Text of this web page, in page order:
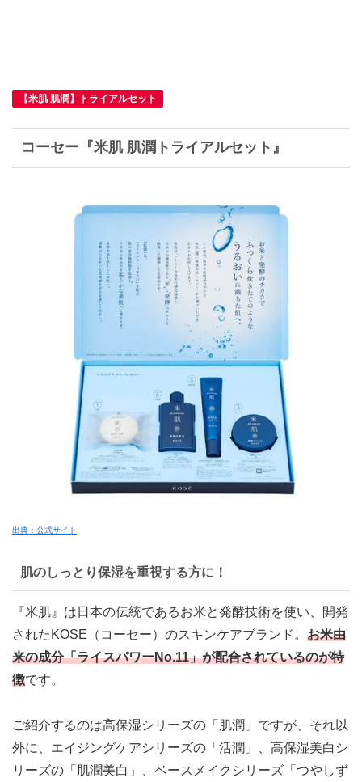
【米肌 肌潤】トライアルセット
コーセー『米肌 肌潤トライアルセット』
出典：公式サイト
肌のしっとり保湿を重視する方に！
『米肌』は日本の伝統であるお米と発酵技術を使い、開発
されたKOSE（コーセー）のスキンケアブランド。 お米由
来の成分「ライスパワーNo.11」が配合されているのが特
徴です。
ご紹介するのは高保湿シリーズの「肌潤」ですが、それ以
外に、エイジングケアシリーズの「活潤」、高保湿美白シ
リーズの「肌潤美白」、ベースメイクシリーズ「つやしず